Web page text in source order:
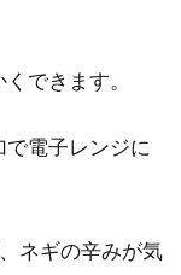
できます。
電子レンジに
ネギの辛みが気